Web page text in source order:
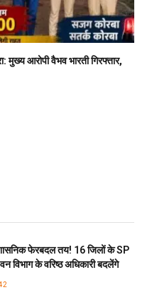
मुख्य आरोपी वैभव भारती गिरफ्तार,
फेरबदल तय! 16 जिलों के SP
विभाग के वरिष्ठ अधिकारी बदलेंगे